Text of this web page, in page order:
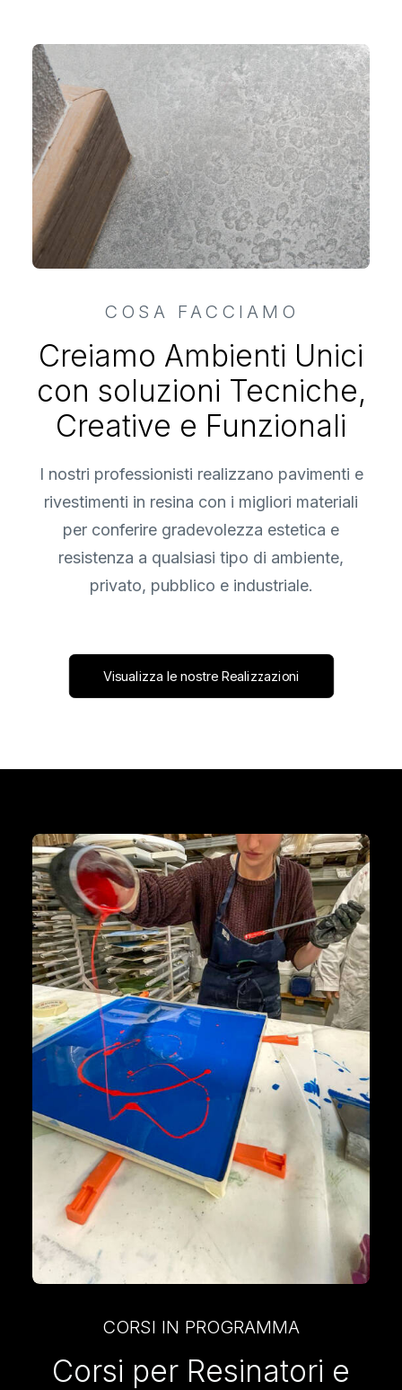
COSA FACCIAMO
Creiamo Ambienti Unici
con soluzioni Tecniche,
Creative e Funzionali
I nostri professionisti realizzano pavimenti e
rivestimenti in resina con i migliori materiali
per conferire gradevolezza estetica e
resistenza a qualsiasi tipo di ambiente,
privato, pubblico e industriale.
Visualizza le nostre Realizzazioni
CORSI IN PROGRAMMA
Corsi per Resinatori e